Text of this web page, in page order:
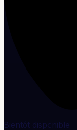
Bientôt disponible